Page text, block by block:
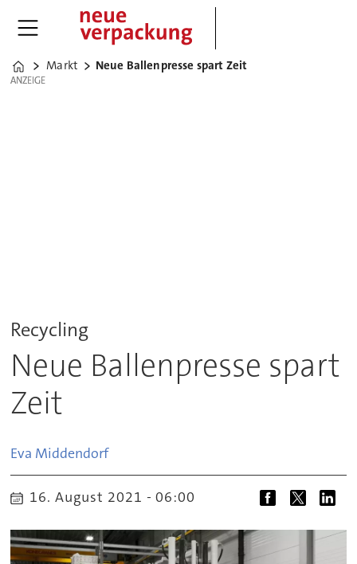
Home
Markt Neue Ballenpresse spart Zeit
ANZEIGE
ANZEIGE
Recycling
Neue Ballenpresse spart
Zeit
Eva Middendorf
16. August 2021 - 06:00